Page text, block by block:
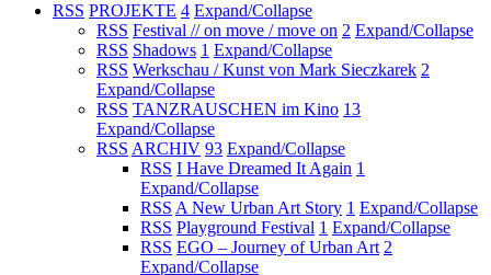
RSS PROJEKTE 4 Expand/Collapse
RSS Festival // on move / move on 2 Expand/Collapse
RSS Shadows 1 Expand/Collapse
RSS Werkschau / Kunst von Mark Sieczkarek 2
Expand/Collapse
RSS TANZRAUSCHEN im Kino 13
Expand/Collapse
RSS ARCHIV 93 Expand/Collapse
RSS I Have Dreamed It Again 1
Expand/Collapse
RSS A New Urban Art Story 1 Expand/Collapse
RSS Playground Festival 1 Expand/Collapse
RSS EGO – Journey of Urban Art 2
Expand/Collapse